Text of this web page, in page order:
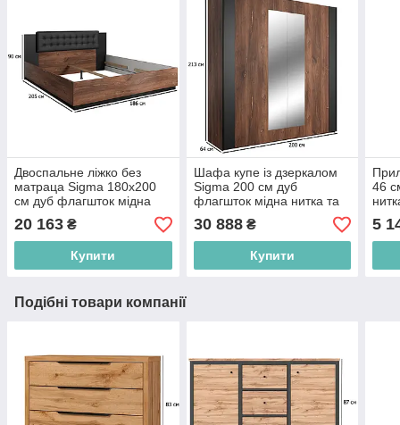
Двоспальне ліжко без
матраца Sigma 180х200
см дуб флагшток мідна
нитка та чорний супермат
20 163 ₴
Купити
Шафа купе із дзеркалом
Sigma 200 см дуб
флагшток мідна нитка та
чорний супермат у
спальню
30 888₴
Купити
46
із
5
Подібні товари компанії